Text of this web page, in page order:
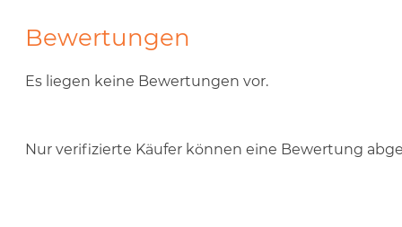
Bewertungen
Es liegen keine Bewertungen vor.
Nur verifizierte Käufer können eine Bewertung